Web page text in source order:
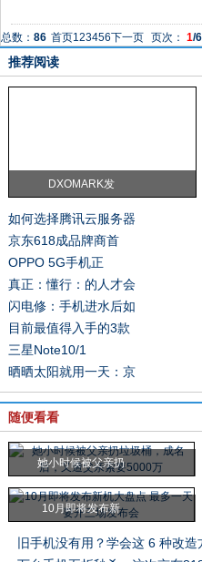
总数： 86 首页123456下一页 页次： 1/6
推荐阅读
DXOMARK发
如何选择腾讯云服务器
京东618成品牌商首
OPPO 5G手机正
真正：懂行：的人才会
闪电修：手机进水后如
目前最值得入手的3款
三星Note10/1
晒晒太阳就用一天：京
随便看看
她小时候被父亲扔
10月即将发布新
旧手机没有用？学会这 6 种改造